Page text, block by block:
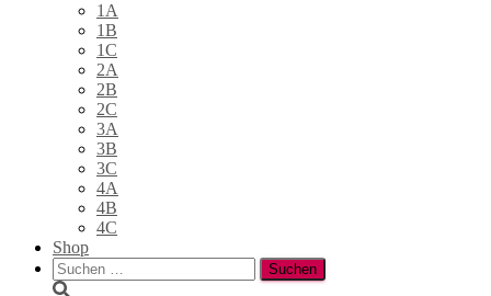
1A
1B
1C
2A
2B
2C
3A
3B
3C
4A
4B
4C
Shop
Suchen
nach: